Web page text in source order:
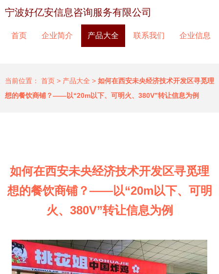
宁波好亿安信息咨询服务有限公司
首页 企业简介 产品大全 联系我们 企业信息
当前位置： 首页 > 产品大全 > 如何在西安未央经济技术开发区寻觅理
想的餐饮商铺？——以“20m以下、可明火、380V”转让信息为例
如何在西安未央经济技术开发区寻觅理
想的餐饮商铺？——以“20m以下、可明
火、380V”转让信息为例